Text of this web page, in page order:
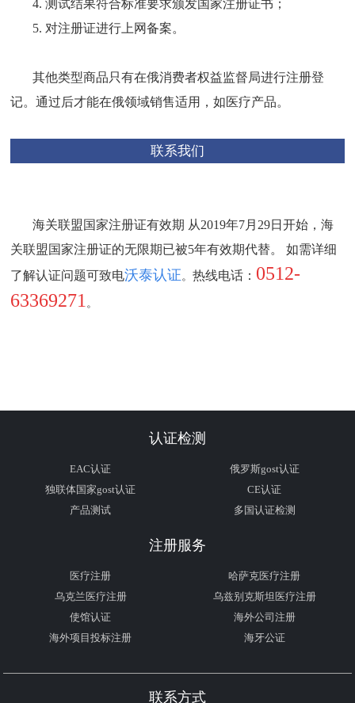
4. 测试结果符合标准要求颁发国家注册证书；
5. 对注册证进行上网备案。
其他类型商品只有在俄消费者权益监督局进行注册登
记。通过后才能在俄领域销售适用，如医疗产品。
联系我们
海关联盟国家注册证有效期 从2019年7月29日开始，海
关联盟国家注册证的无限期已被5年有效期代替。 如需详细
了解认证问题可致电沃泰认证。热线电话： 0512-
63369271。
认证检测
EAC认证
俄罗斯gost认证
独联体国家gost认证
CE认证
产品测试
多国认证检测
注册服务
医疗注册
哈萨克医疗注册
乌克兰医疗注册
乌兹别克斯坦医疗注册
使馆认证
海外公司注册
海外项目投标注册
海牙公证
联系方式